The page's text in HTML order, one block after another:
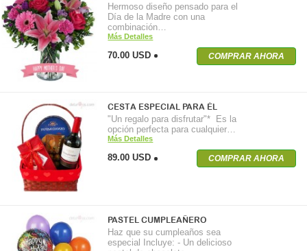
Hermoso diseño pensado para el
Día de la Madre con una
combinación…
Más Detalles
70.00 USD COMPRAR AHORA
CESTA ESPECIAL PARA ÉL
"Un regalo para disfrutar"* Es la
opción perfecta para cualquier…
Más Detalles
89.00 USD COMPRAR AHORA
PASTEL CUMPLEAÑERO
Haz que su cumpleaños sea
especial Incluye: - Un delicioso